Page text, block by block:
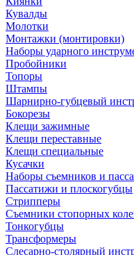
Кувалды
Молотки
Монтажки (монтировки)
Наборы ударного
Пробойники
Топоры
Штампы
Шарнирно-губцевый
Бокорезы
Клещи зажимные
Клещи переставные
Клещи специальные
Кусачки
Наборы съемников и
Пассатижи и плоскогубцы
Стрипперы
Съемники стопорных
Тонкогубцы
Трансформеры
Слесарно-столярный